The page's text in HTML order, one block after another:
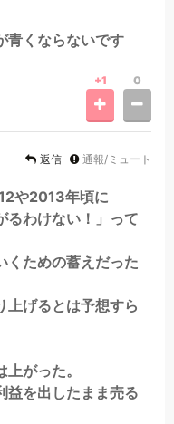
青くならないです
+1 0
返信 通報/ミュート
や2013年頃に
るわけない！」って
くための蓄えだった
上げるとは予想すら
がった。
益を出したまま売る